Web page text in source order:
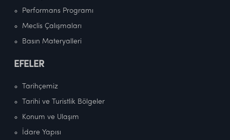
Performans Programı
Meclis Çalışmaları
Basın Materyalleri
EFELER
Tarihçemiz
Tarihi ve Turistlik Bölgeler
Konum ve Ulaşım
İdare Yapısı